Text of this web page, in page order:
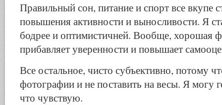
Правильный сон, питание и спорт все вкупе
повышения активности и выносливости. Я
бодрее и оптимистичней. Вообще, хорошая
прибавляет уверенности и повышает
Все остальное, чисто субъективно, потому
фотографии и не поставить на весы. Я могу
что чувствую.